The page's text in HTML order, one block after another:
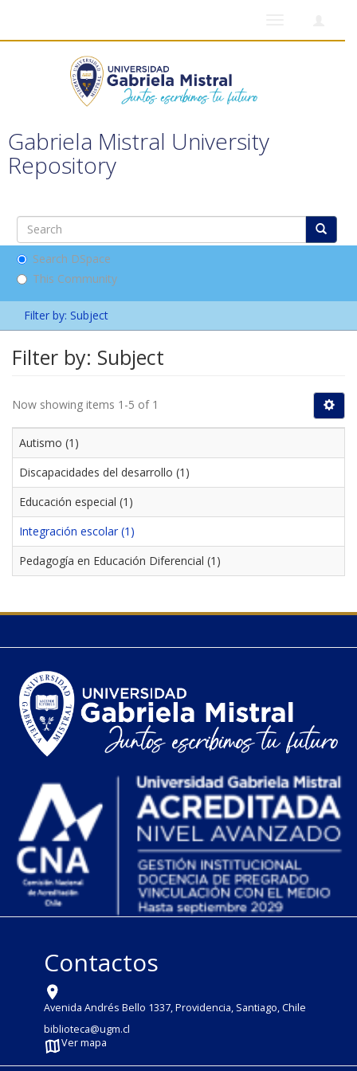
Gabriela Mistral University
Repository
Search DSpace
This Community
Filter by: Subject
Filter by: Subject
Now showing items 1-5 of 1
Autismo (1)
Discapacidades del desarrollo (1)
Educación especial (1)
Integración escolar (1)
Pedagogía en Educación Diferencial (1)
Contactos
Avenida Andrés Bello 1337, Providencia, Santiago, Chile
biblioteca@ugm.cl
Ver mapa